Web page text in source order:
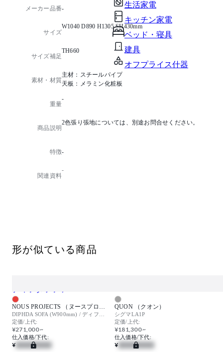
生活家電
キッチン家電
ベッド・寝具
建具
オフプライス什器
メーカー品番-
サイズ
W1040 D890 H1305 SH430mm
サイズ補足
TH660
素材・材質
主材：スチールパイプ
天板：メラミン化粧板
重量
-
商品説明
2色張り張地については、別途お問合せください。
特徴-
関連資料
-
形が似ている商品
定価/上代:
¥271,000 ~
仕入価格/下代:
¥
QUON （クオン）
シグマLA1P
定価/上代:
¥181,300 ~
仕入価格/下代:
¥